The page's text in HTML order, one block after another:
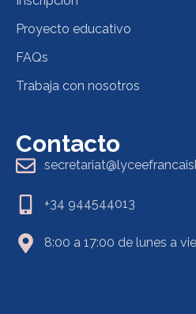
Proyecto educativo
FAQs
Trabaja con nosotros
Contacto
+34 944544013
8:00 a 17:00 de lunes a